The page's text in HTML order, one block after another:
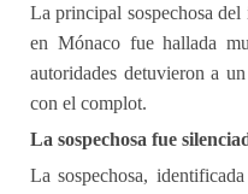
La principal sospechosa
en Mónaco fue hallada
autoridades detuvieron a
con el complot.
La sospechosa fue
La sospechosa,